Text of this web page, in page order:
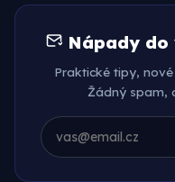
Nápady do
Praktické tipy,
Žádný spam,